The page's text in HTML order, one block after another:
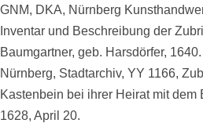
GNM, DKA, Nürnberg
Inventar und Beschreibung der
Baumgartner, geb. Harsdörfer, 1640.
Nürnberg, Stadtarchiv, YY 1166,
Kastenbein bei ihrer Heirat mit dem
1628, April 20.